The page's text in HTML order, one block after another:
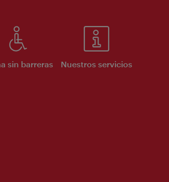
sin barreras Nuestros servicios